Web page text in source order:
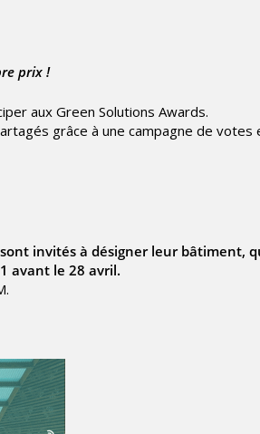
prix !
aux Green Solutions Awards.
grâce à une campagne de votes
invités à désigner leur bâtiment,
avant le 28 avril.